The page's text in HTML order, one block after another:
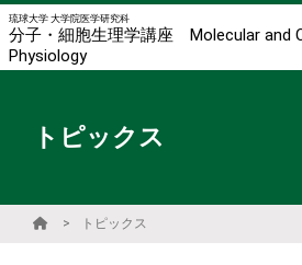
琉球大学 大学院医学研究科
分子・細胞生理学講座 Molecular and
Physiology
トピックス
トピックス